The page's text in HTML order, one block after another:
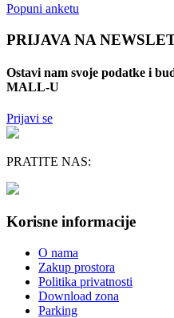
Popuni anketu
PRIJAVA NA
Ostavi nam svoje podatke i
MALL-U
Prijavi se
PRATITE NAS:
Korisne informacije
O nama
Zakup prostora
Politika privatnosti
Download zona
Parking